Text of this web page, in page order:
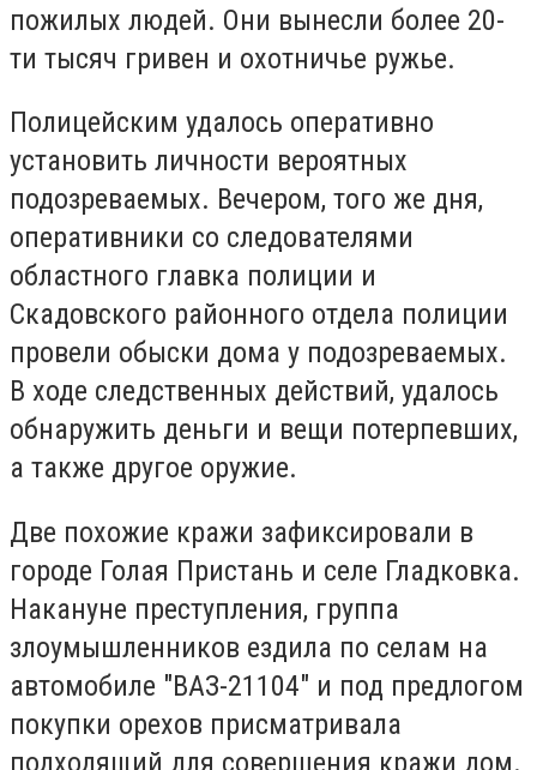
пожилых людей. Они вынесли более 20-
ти тысяч гривен и охотничье ружье.
Полицейским удалось оперативно
установить личности вероятных
подозреваемых. Вечером, того же дня,
оперативники со следователями
областного главка полиции и
Скадовского районного отдела полиции
провели обыски дома у подозреваемых.
В ходе следственных действий, удалось
обнаружить деньги и вещи потерпевших,
а также другое оружие.
Две похожие кражи зафиксировали в
городе Голая Пристань и селе Гладковка.
Накануне преступления, группа
злоумышленников ездила по селам на
автомобиле "ВАЗ-21104" и под предлогом
покупки орехов присматривала
подходящий для совершения кражи дом.